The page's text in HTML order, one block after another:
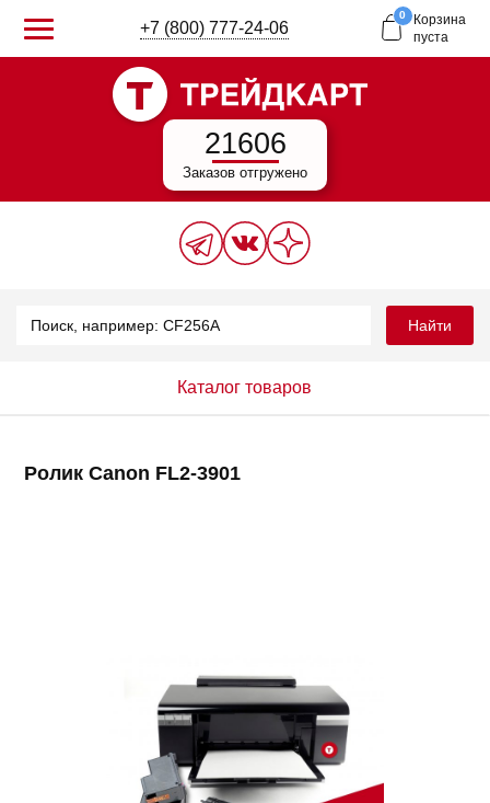
+7 (800) 777-24-06
0
Корзина
пуста
21606
Заказов отгружено
Найти
Каталог товаров
Ролик Canon FL2-3901